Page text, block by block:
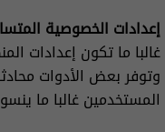
إعدادات الخصوصية
غالبا ما تكون إعدادات
وتوفر بعض الأدوات
المستخدمين غالبا ما